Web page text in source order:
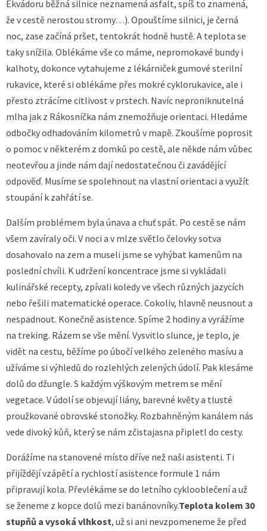
Ekvádoru běžná silnice neznamená asfalt, spíš to znamená,
že v cestě nerostou stromy…). Opouštíme silnici, je černá
noc, zase začíná pršet, tentokrát hodně hustě. A teplota se
taky snížila. Oblékáme vše co máme, nepromokavé bundy i
kalhoty, dokonce vytahujeme z lékárniček gumové sterilní
rukavice, které si oblékáme přes mokré cyklorukavice, ale i
přesto ztrácíme citlivost v prstech. Navíc neproniknutelná
mlha jak z Rákosníčka nám znemožňuje orientaci. Hledáme
odbočky odhadováním kilometrů v mapě. Zkoušíme poprosit
o pomoc v některém z domků po cestě, ale někde nám vůbec
neotevřou a jinde nám dají nedostatečnou či zavádějící
odpověď. Musíme se spolehnout na vlastní orientaci a využít
stoupání k zahřátí se.
Dalším problémem byla únava a chuť spát. Po cestě se nám
všem zavíraly oči. V noci a v mlze světlo čelovky sotva
dosahovalo na zem a museli jsme se vyhýbat kamenům na
poslední chvíli. K udržení koncentrace jsme si vykládali
kulinářské recepty, zpívali koledy ve všech různých jazycích
nebo řešili matematické operace. Cokoliv, hlavně neusnout a
nespadnout. Konečně asistence. Spíme 2 hodiny a vyrážíme
na treking. Rázem se vše mění. Vysvitlo slunce, je teplo, je
vidět na cestu, běžíme po úbočí velkého zeleného masívu a
užíváme si výhledů do rozlehlých zelených údolí. Pak klesáme
dolů do džungle. S každým výškovým metrem se mění
vegetace. V údolí se objevují liány, barevné květy a tlusté
proužkované obrovské stonožky. Rozbahněným kanálem nás
vede divoký kůň, který se nám zčistajasna připletl do cesty.
Dorážíme na stanovené místo dříve než naši asistenti. Ti
přijíždějí vzápětí a rychlostí asistence formule 1 nám
připravují kola. Převlékáme se do letního cyklooblečení a už
se ženeme z kopce dolů mezi banánovníky.Teplota kolem 30
stupňů a vysoká vlhkost, už si ani nevzpomeneme že před